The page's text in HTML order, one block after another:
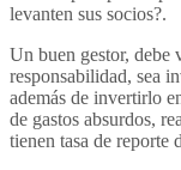
levanten sus socios?.
Un buen gestor, debe
responsabilidad, sea
además de invertirlo
de gastos absurdos,
tienen tasa de reporte